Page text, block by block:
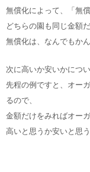
無償化によって、「無
どちらの園も同じ金額
無償化は、なんでもか
次に高いか安いかにつ
先程の例ですと、オー
るので、
金額だけをみればオー
高いと思うか安いと思